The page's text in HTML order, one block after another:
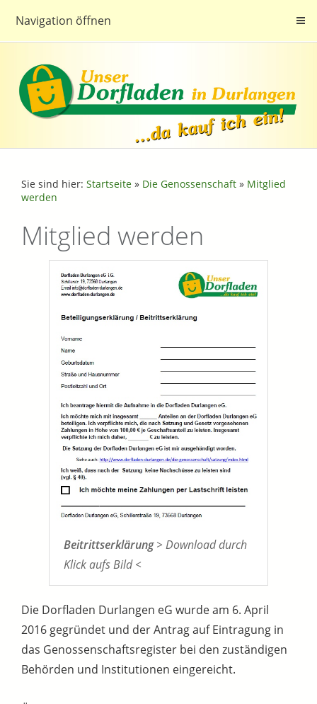
Navigation öffnen
Sie sind hier: Startseite » Die Genossenschaft » Mitglied
werden
Mitglied werden
Beitrittserklärung> Download durch
Klick aufs Bild <
Die Dorfladen Durlangen eG wurde am 6. April
2016 gegründet und der Antrag auf Eintragung in
das Genossenschaftsregister bei den zuständigen
Behörden und Institutionen eingereicht.